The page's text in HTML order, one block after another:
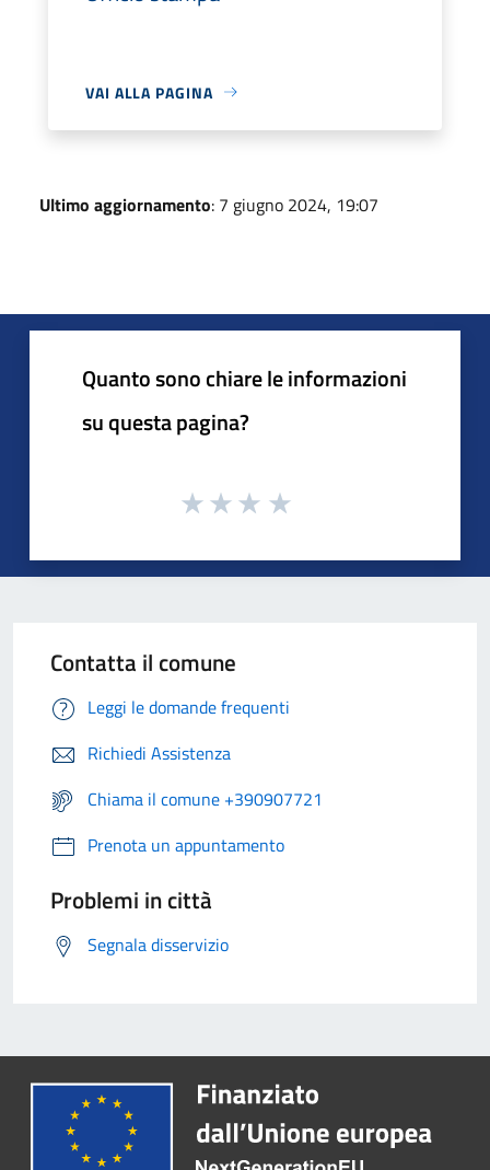
VAI ALLA PAGINA
Ultimo aggiornamento: 7 giugno 2024, 19:07
Quanto sono chiare le informazioni
su questa pagina?
Contatta il comune
Leggi le domande frequenti
Richiedi Assistenza
Chiama il comune +390907721
Prenota un appuntamento
Problemi in città
Segnala disservizio